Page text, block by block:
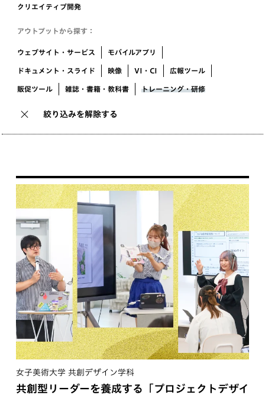
クリエイティブ開発
アウトプットから探す：
ウェブサイト・サービス モバイルアプリ
ドキュメント・スライド 映像 VI・CI 広報ツール
販促ツール 雑誌・書籍・教科書 トレーニング・研修
絞り込みを解除する
女子美術大学 共創デザイン学科
共創型リーダーを養成する「プロジェクトデザイ